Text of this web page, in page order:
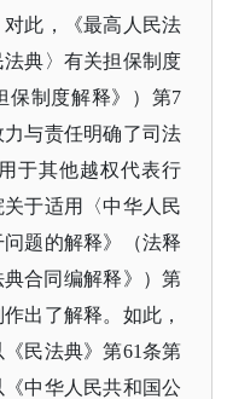
此，《最高人民法
典〉有关担保制度
保制度解释》）第7
与责任明确了司法
于其他越权代表行
于适用〈中华人民
题的解释》（法释
典合同编解释》）第
出了解释。如此，
民法典》第61条第
中华人民共和国公